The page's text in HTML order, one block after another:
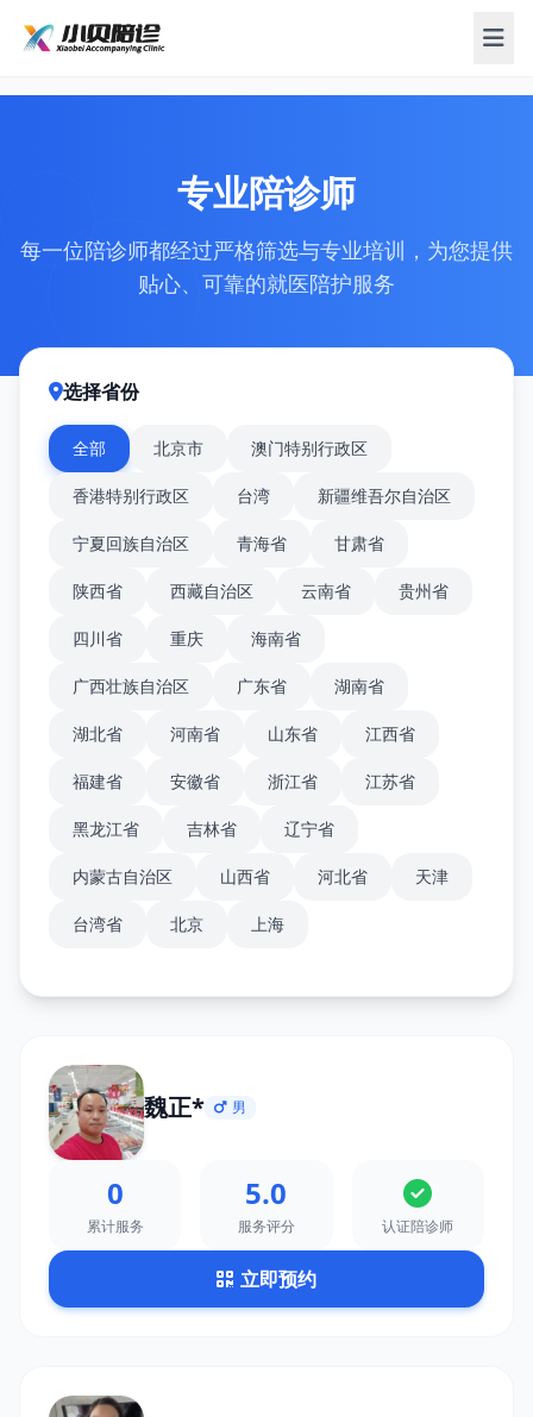
专业陪诊师
每一位陪诊师都经过严格筛选与专业培训，为您提供
贴心、可靠的就医陪护服务
选择省份
全部 北京市 澳门特别行政区
香港特别行政区 台湾 新疆维吾尔自治区
宁夏回族自治区 青海省 甘肃省
陕西省 西藏自治区 云南省 贵州省
四川省 重庆 海南省
广西壮族自治区 广东省 湖南省
湖北省 河南省 山东省 江西省
福建省 安徽省 浙江省 江苏省
黑龙江省 吉林省 辽宁省
内蒙古自治区 山西省 河北省 天津
台湾省 北京 上海
魏正* 男
0
累计服务
5.0
服务评分 认证陪诊师
立即预约